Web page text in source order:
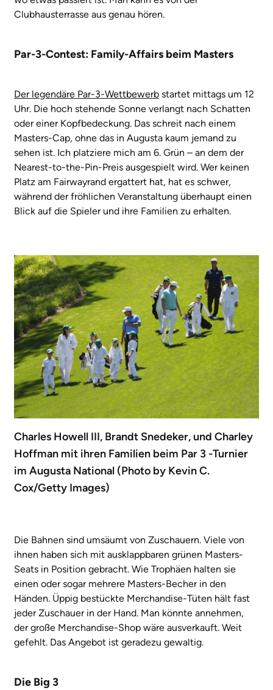
Clubhausterrasse aus genau hören.
Par-3-Contest: Family-Affairs beim Masters
Der legendäre Par-3-Wettbewerb startet mittags um 12
Uhr. Die hoch stehende Sonne verlangt nach Schatten
oder einer Kopfbedeckung. Das schreit nach einem
Masters-Cap, ohne das in Augusta kaum jemand zu
sehen ist. Ich platziere mich am 6. Grün – an dem der
Nearest-to-the-Pin-Preis ausgespielt wird. Wer keinen
Platz am Fairwayrand ergattert hat, hat es schwer,
während der fröhlichen Veranstaltung überhaupt einen
Blick auf die Spieler und ihre Familien zu erhalten.
Charles Howell III, Brandt Snedeker, und Charley
Hoffman mit ihren Familien beim Par 3 -Turnier
im Augusta National (Photo by Kevin C.
Cox/Getty Images)
Die Bahnen sind umsäumt von Zuschauern. Viele von
ihnen haben sich mit ausklappbaren grünen Masters-
Seats in Position gebracht. Wie Trophäen halten sie
einen oder sogar mehrere Masters-Becher in den
Händen. Üppig bestückte Merchandise-Tüten hält fast
jeder Zuschauer in der Hand. Man könnte annehmen,
der große Merchandise-Shop wäre ausverkauft. Weit
gefehlt. Das Angebot ist geradezu gewaltig.
Die Big 3